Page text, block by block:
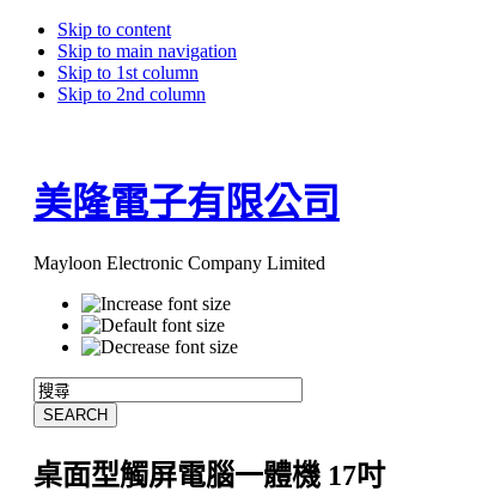
Skip to content
Skip to main navigation
Skip to 1st column
Skip to 2nd column
美隆電子有限公司
Mayloon Electronic Company Limited
桌面型觸屏電腦一體機 17吋